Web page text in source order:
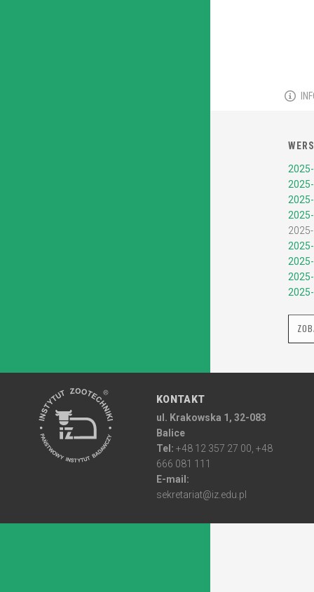
KONTAKT
ul. Krakowska 1, 32-083
Balice
Tel: +48 12 357 27 00, +48
666 081 111
E-mail:
sekretariat@iz.edu.pl